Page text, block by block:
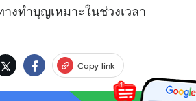
ทางทำบุญเหมาะในช่วงเวล
Copy link